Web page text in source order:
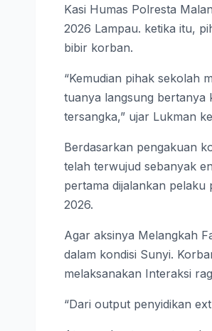
Kasi Humas Polresta
2026 Lampau. ketika itu,
bibir korban.
“Kemudian pihak sekolah
tuanya langsung bertanya
tersangka,” ujar Lukman
Berdasarkan pengakuan
telah terwujud sebanyak
pertama dijalankan
2026.
Agar aksinya Melangkah
dalam kondisi Sunyi.
melaksanakan Interaksi
“Dari output penyidikan